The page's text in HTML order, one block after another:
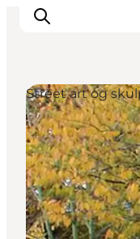
Inspirasjon
Reisemål
Aktiviteter
Overnatting
Planlegg
Street art og